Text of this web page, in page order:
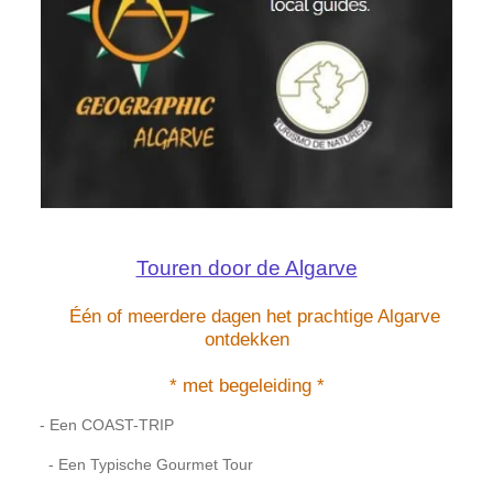
Touren door de Algarve
Één of meerdere dagen het prachtige Algarve
ontdekken
* met begeleiding *
- Een COAST-TRIP
- Een Typische Gourmet Tour